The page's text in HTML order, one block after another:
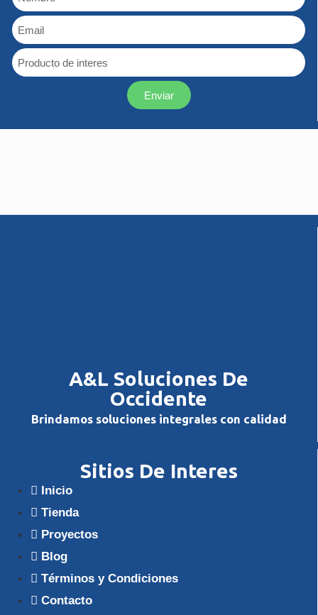
Enviar
A&L Soluciones De
Occidente
Brindamos soluciones integrales con calidad
Sitios De Interes
Inicio
Tienda
Proyectos
Blog
Términos y Condiciones
Contacto